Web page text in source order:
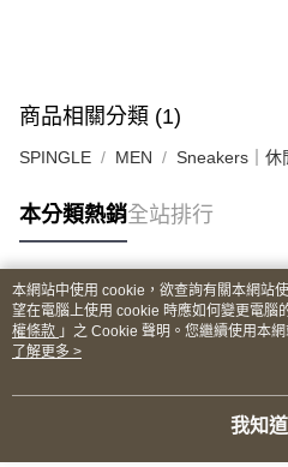
商品相關分類 (1)
SPINGLE MEN Sneakers｜休
本分類熱銷全站排行
熱門標籤
本網站中使用 cookie，欲查詢有關本網站
望在電腦上使用 cookie 時應如何變更電腦
權條款 」之 Cookie 聲明。您繼續使用本
用條款之 Cookie 聲明使用 cookie。
了解更多 >
我知